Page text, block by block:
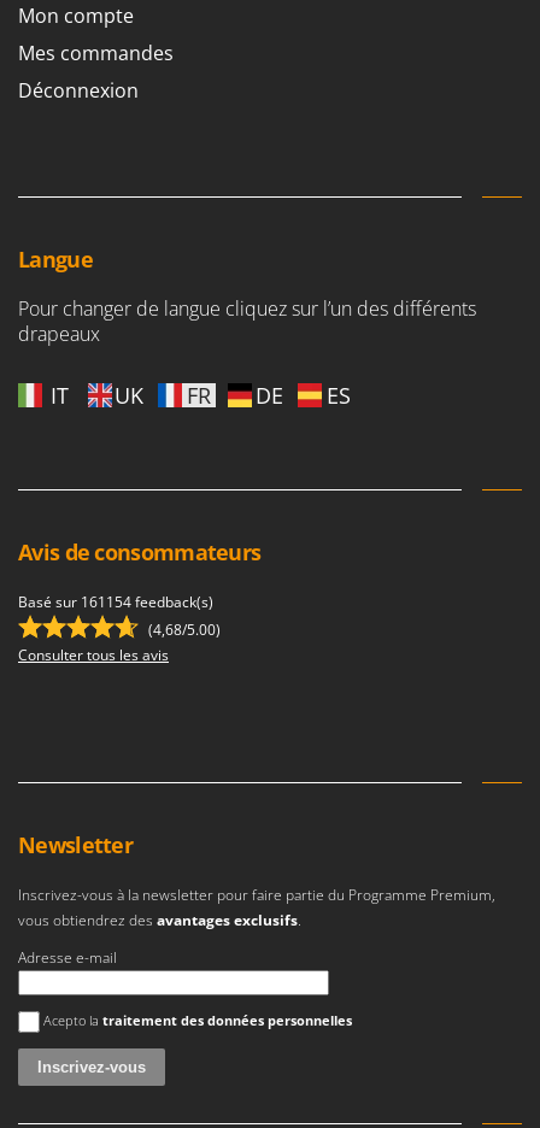
Mon compte
Mes commandes
Déconnexion
Langue
Pour changer de langue cliquez sur l’un des différents
drapeaux
IT UK FR DE ES
Avis de consommateurs
Basé sur 161154 feedback(s)
(4,68/5.00)
Consulter tous les avis
Newsletter
Inscrivez-vous à la newsletter pour faire partie du Programme Premium,
vous obtiendrez des avantages exclusifs.
Adresse e-mail
Une erreur est survenue
Acepto la traitement des données personnelles